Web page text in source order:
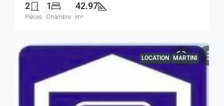
2
Pièces
1
Chambre
42.97
m²
LOCATION MARTINI